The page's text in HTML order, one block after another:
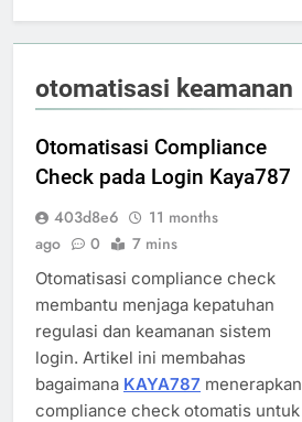
otomatisasi keamanan
Otomatisasi Compliance
Check pada Login Kaya787
403d8e6
11 months
ago
0 7 mins
Otomatisasi compliance check
membantu menjaga kepatuhan
regulasi dan keamanan sistem
login. Artikel ini membahas
bagaimana KAYA787 menerapkan
compliance check otomatis untuk